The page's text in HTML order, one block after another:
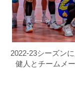
2022-23シーズン
健人とチームメ